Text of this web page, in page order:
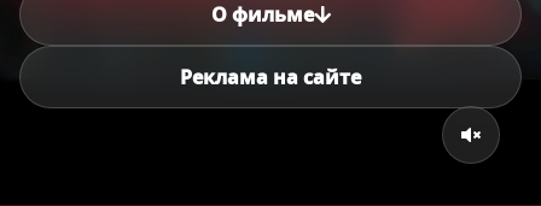
О фильме
Реклама на сайте